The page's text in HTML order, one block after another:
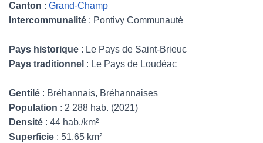
Canton : Grand-Champ
Intercommunalité : Pontivy Communauté
Pays historique : Le Pays de Saint-Brieuc
Pays traditionnel : Le Pays de Loudéac
Gentilé : Bréhannais, Bréhannaises
Population : 2 288 hab. (2021)
Densité : 44 hab./km²
Superficie : 51,65 km²